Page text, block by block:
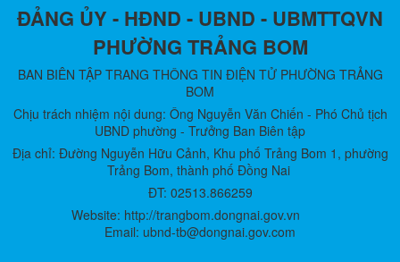
ĐẢNG ỦY - HĐND - UBND - UBMTTQVN
PHƯỜNG TRẢNG BOM
BAN BIÊN TẬP TRANG THÔNG TIN ĐIỆN TỬ PHƯỜNG TRẢNG
BOM
Chịu trách nhiệm nội dung: Ông Nguyễn Văn Chiến - Phó Chủ tịch
UBND phường - Trưởng Ban Biên tập
Địa chỉ: Đường Nguyễn Hữu Cảnh, Khu phố Trảng Bom 1, phường
Trảng Bom, thành phố Đồng Nai
ĐT: 02513.866259
Website: http://trangbom.dongnai.gov.vn
Email: ubnd-tb@dongnai.gov.com